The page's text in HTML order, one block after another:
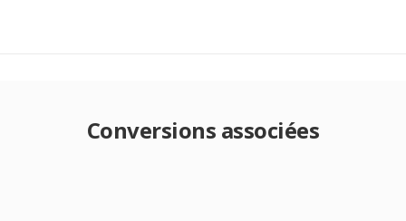
Conversions associées